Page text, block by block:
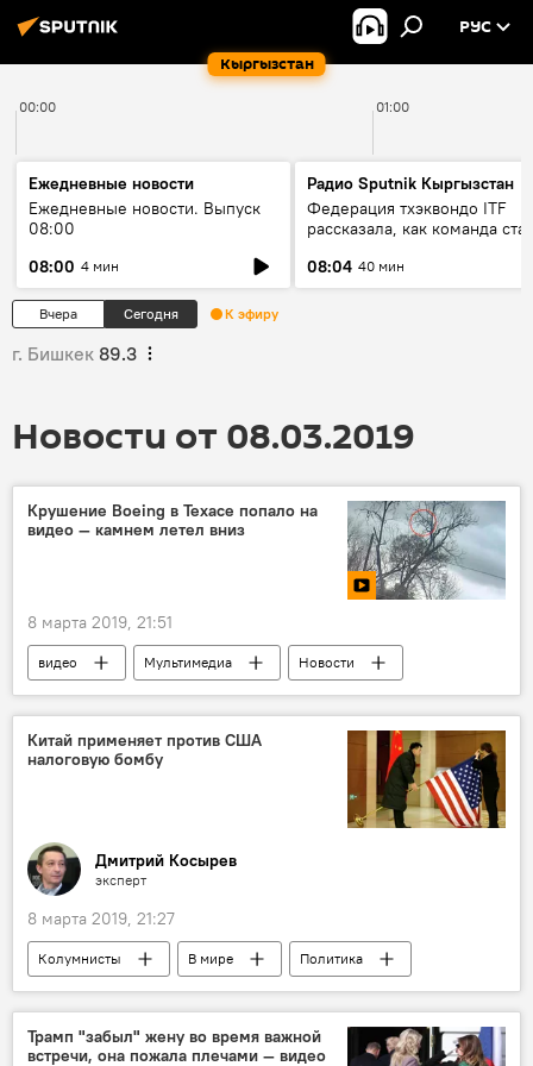
Кыргызстан
РУС
00:00 01:00
Ежедневные новости
Ежедневные новости. Выпуск
08:00
08:00 4 мин
Радио Sputnik Кыргызстан
Федерация тхэквондо ITF
рассказала, как команда
08:04 40 мин
Вчера Сегодня К эфиру
г. Бишкек 89.3
Новости от 08.03.2019
Крушение Boeing в Техасе попало на
видео — камнем летел вниз
8 марта 2019, 21:51
видео Мультимедиа
Новости
Происшествия
В мире
США
Техас
Китай применяет против США
налоговую бомбу
Дмитрий Косырев
эксперт
8 марта 2019, 21:27
Колумнисты В мире
Политика
экономика
США
Китай
торговая война
Трамп "забыл" жену во время важной
встречи, она пожала плечами — видео